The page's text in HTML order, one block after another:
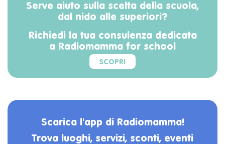
Serve aiuto sulla scelta della scuola,
dal nido alle superiori?
Richiedi la tua consulenza dedicata
a Radiomamma for school
SCOPRI
Scarica l'app di Radiomamma!
Trova luoghi, servizi, sconti, eventi